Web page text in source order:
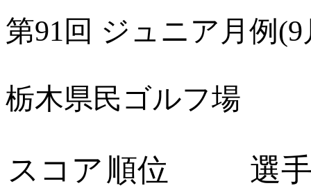
第91回 ジュニア月例(9
栃木県民ゴルフ場
スコア 順位
選